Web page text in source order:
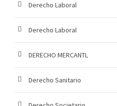
Derecho Laboral
Derecho Laboral
DERECHO MERCANTL
Derecho Sanitario